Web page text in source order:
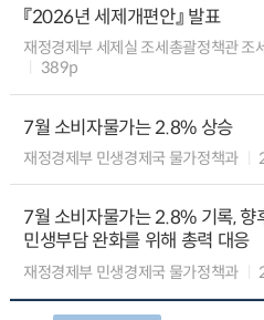
『2026년 세제개편안』 발표
재정경제부 세제실 조세총괄정책관 조
389p
7월 소비자물가는 2.8% 상승
재정경제부 민생경제국 물가정책과
7월 소비자물가는 2.8% 기록, 향
민생부담 완화를 위해 총력 대응
재정경제부 민생경제국 물가정책과